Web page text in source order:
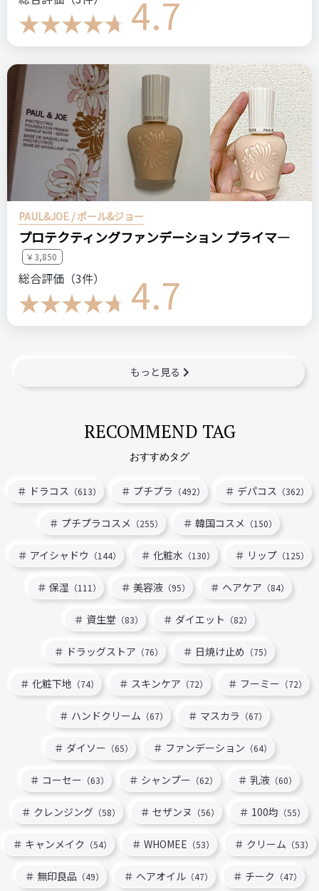
4.7
PAUL&JOE / ポール&ジョー
プロテクティングファンデーション プライマ―
￥3,850
総合評価（3件） 4.7
もっと見る
RECOMMEND TAG
おすすめタグ
ドラコス （613） プチプラ （492） デパコス （362）
プチプラコスメ （255） 韓国コスメ （150）
アイシャドウ （144） 化粧水 （130） リップ（125）
保湿 （111） 美容液 （95） ヘアケア （84）
資生堂 （83） ダイエット （82）
ドラッグストア （76） 日焼け止め （75）
化粧下地 （74） スキンケア （72） フーミー （72）
ハンドクリーム （67） マスカラ （67）
ダイソー （65） ファンデーション （64）
コーセー （63） シャンプー （62） 乳液（60）
クレンジング（58） セザンヌ （56） 100均 （55）
キャンメイク （54） WHOMEE （53） クリーム （53）
無印良品 （49） ヘアオイル（47） チーク （47）